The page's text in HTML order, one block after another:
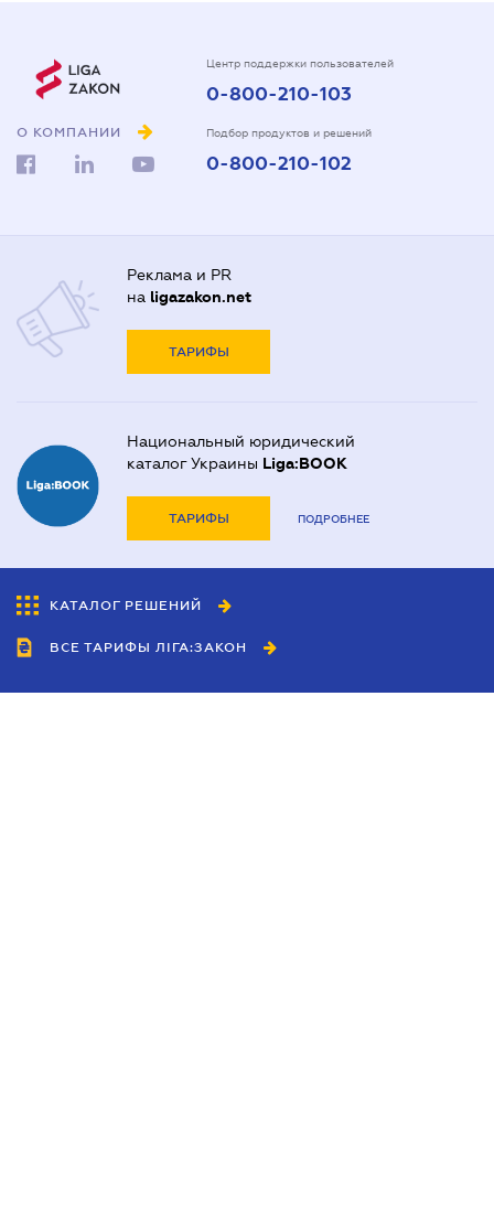
О КОМПАНИИ
Центр поддержки пользователей
0-800-210-103
Подбор продуктов и решений
0-800-210-102
Реклама и PR
на ligazakon.net
ТАРИФЫ
Национальный юридический
каталог Украины Liga:BOOK
ТАРИФЫ ПОДРОБНЕЕ
КАТАЛОГ РЕШЕНИЙ
ВСЕ ТАРИФЫ ЛІГА:ЗАКОН